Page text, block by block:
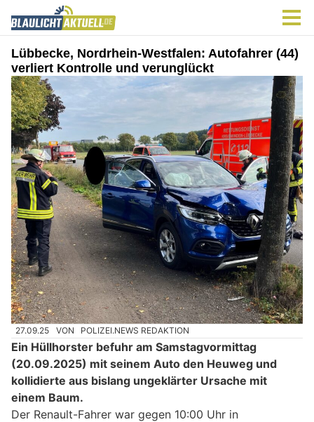
Lübbecke, Nordrhein-Westfalen: Autofahrer (44)
verliert Kontrolle und verunglückt
27.09.25 VON POLIZEI.NEWS REDAKTION
Ein Hüllhorster befuhr am Samstagvormittag
(20.09.2025) mit seinem Auto den Heuweg und
kollidierte aus bislang ungeklärter Ursache mit
einem Baum.
Der Renault-Fahrer war gegen 10:00 Uhr in